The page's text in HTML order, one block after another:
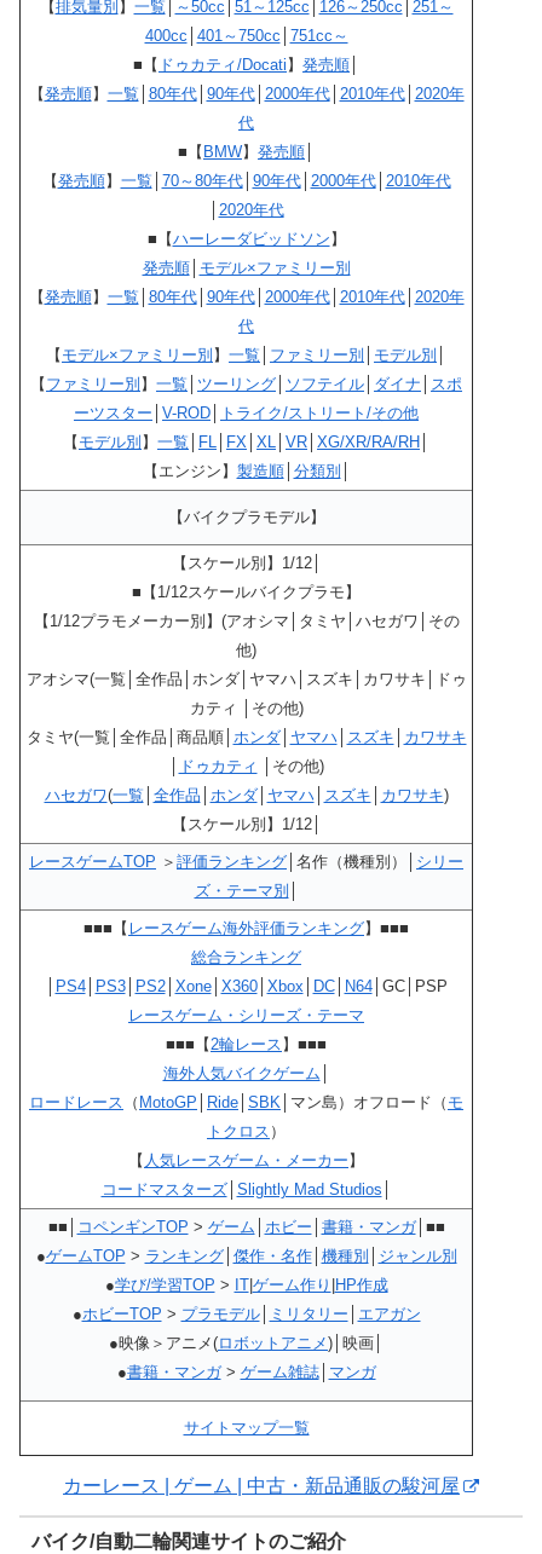
【排気量別 】 一覧 ～50cc 51～125cc 126～250cc 251～
400cc 401～750cc 751cc～
■【 ドゥカティ/Docati 】 発売順
【発売順】 一覧 80年代│ 90年代│ 2000年代│ 2010年代│ 2020年
代
■【 BMW】 発売順
【発売順】 一覧 70～80年代│ 90年代│ 2000年代│ 2010年代
2020年代
■【ハーレーダビッドソン 】
発売順│ モデル×ファミリー別
【発売順】 一覧 80年代│ 90年代│ 2000年代│ 2010年代│ 2020年
代
【 モデル×ファミリー別 】 一覧 ファミリー別 モデル別
【 ファミリー別 】 一覧 ツーリング ソフテイル ダイナ
スポ
ーツスター V-ROD
トライク/ストリート/その他
【 モデル別 】 一覧 FL FX XL VR XG/XR/RA/RH
【エンジン】 製造順│ 分類別
【バイクプラモデル】
【スケール別】1/12│
■【1/12スケールバイクプラモ】
【1/12プラモメーカー別】(アオシマ│タミヤ│ハセガワ│その
他)
アオシマ(一覧│全作品│ホンダ│ヤマハ│スズキ│カワサキ│ドゥ
カティ │その他)
タミヤ(一覧│全作品│商品順│ ホンダ│ ヤマハ スズキ
カワサキ
ドゥカティ │その他)
ハセガワ(一覧 全作品 ホンダ│ ヤマハ スズキ カワサキ)
【スケール別】1/12│
レースゲームTOP ＞ 評価ランキング │名作（機種別）│ シリー
ズ・テーマ別
■■■【 レースゲーム海外評価ランキング】■■■
総合ランキング
PS4│ PS3│ PS2│ Xone│ X360│ Xbox DC│ N64│GC│PSP
レースゲーム・シリーズ・テーマ
■■■【2輪レース 】■■■
海外人気バイクゲーム
ロードレース （ MotoGP Ride SBK │マン島）オフロード（ モ
トクロス ）
【 人気レースゲーム・メーカー 】
コードマスターズ│ Slightly Mad Studios
■■│ コペンギンTOP > ゲーム ホビー 書籍・マンガ│■■
●ゲームTOP > ランキング│ 傑作・名作│ 機種別
ジャンル別
●学び/学習TOP > IT| ゲーム作り HP作成
●ホビーTOP > プラモデル│ ミリタリー
エアガン
●映像＞アニメ(ロボットアニメ)│映画│
●書籍・マンガ> ゲーム雑誌│ マンガ
サイトマップ一覧
カーレース | ゲーム | 中古・新品通販の駿河屋
バイク/自動二輪関連サイトのご紹介